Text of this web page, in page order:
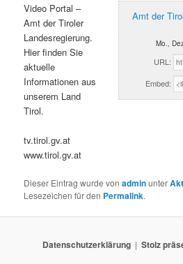
Amt der
Mo.,
URL:
Embed:
Video Portal –
Amt der Tiroler
Landesregierung.
Hier finden Sie
aktuelle
Informationen aus
unserem Land
Tirol.
tv.tirol.gv.at
www.tirol.gv.at
Dieser Eintrag wurde vonadminunter
Lesezeichen für den Permalink.
Datenschutzerklärung Stolz